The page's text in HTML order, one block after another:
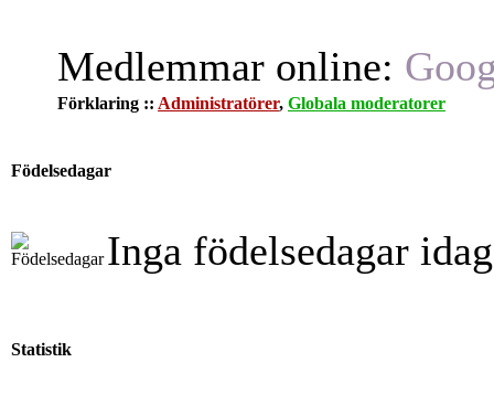
Medlemmar online:
Förklaring :: Administratörer, Globala moderatorer
Födelsedagar
Inga födelsedagar
Statistik